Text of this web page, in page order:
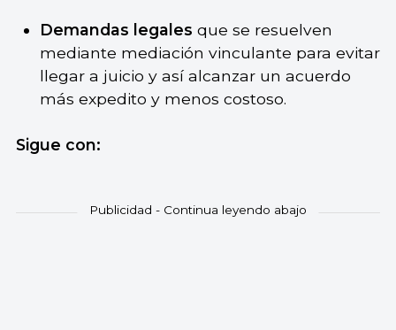
Demandas legales que se resuelven
mediante mediación vinculante para evitar
llegar a juicio y así alcanzar un acuerdo
más expedito y menos costoso.
Sigue con: